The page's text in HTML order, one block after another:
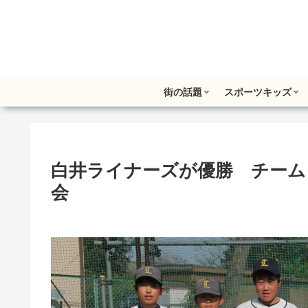
街の話題 スポーツキッズ
白井ライナーズが優勝 チー
会